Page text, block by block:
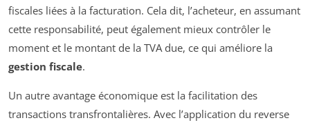
fiscales liées à la facturation. Cela dit, l’acheteur, en assumant
cette responsabilité, peut également mieux contrôler le
moment et le montant de la TVA due, ce qui améliore la
gestion fiscale.
Un autre avantage économique est la facilitation des
transactions transfrontalières. Avec l’application du reverse